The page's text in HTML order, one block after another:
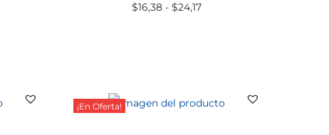
$16,38 - $24,17
¡En Oferta!